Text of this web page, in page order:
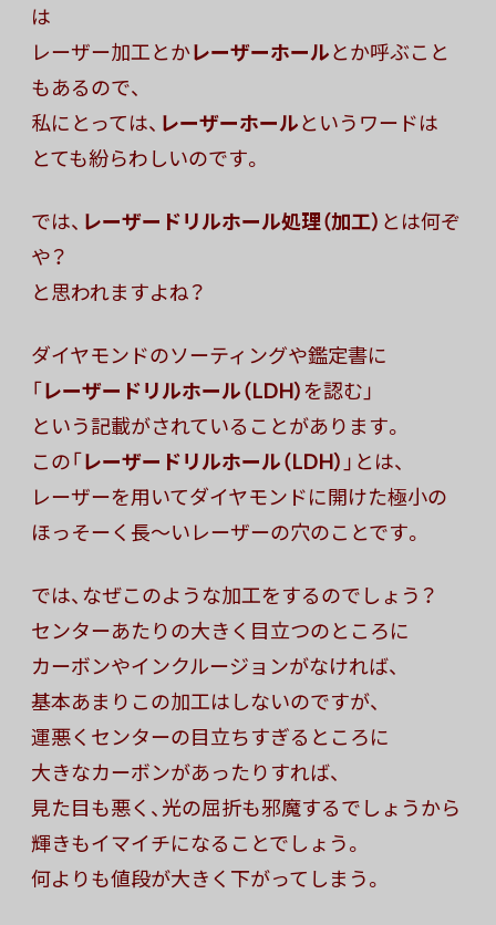
は
レーザー加工とかレーザーホールとか呼ぶこと
もあるので、
私にとっては、 レーザーホールというワードは
とても紛らわしいのです。
では、 レーザードリルホール処理（加工） とは何ぞ
や？
と思われますよね？
ダイヤモンドのソーティングや鑑定書に
「レーザードリルホール（LDH）を認む」
という記載がされていることがあります。
この「レーザードリルホール（LDH） 」とは、
レーザーを用いてダイヤモンドに開けた極小の
ほっそーく長〜いレーザーの穴のことです。
では、なぜこのような加工をするのでしょう？
センターあたりの大きく目立つのところに
カーボンやインクルージョンがなければ、
基本あまりこの加工はしないのですが、
運悪くセンターの目立ちすぎるところに
大きなカーボンがあったりすれば、
見た目も悪く、光の屈折も邪魔するでしょうから
輝きもイマイチになることでしょう。
何よりも値段が大きく下がってしまう。